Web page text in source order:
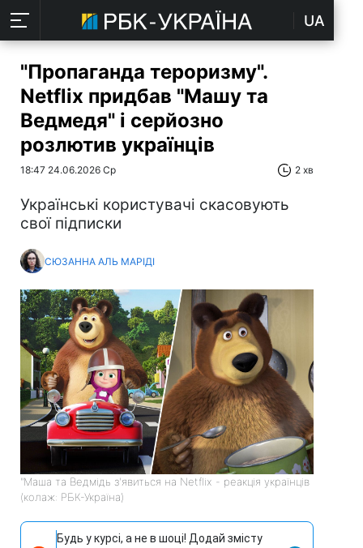
UA
"Пропаганда тероризму".
Netflix придбав "Машу та
Ведмедя" і серйозно
розлютив українців
18:47 24.06.2026 Ср 2 хв
Українські користувачі скасовують
свої підписки
СЮЗАННА АЛЬ МАРІДІ
"Маша та Ведмідь з'явиться на Netflix - реакція українців
(колаж: РБК-Україна)
Будь у курсі, а не в шоці! Додай змісту